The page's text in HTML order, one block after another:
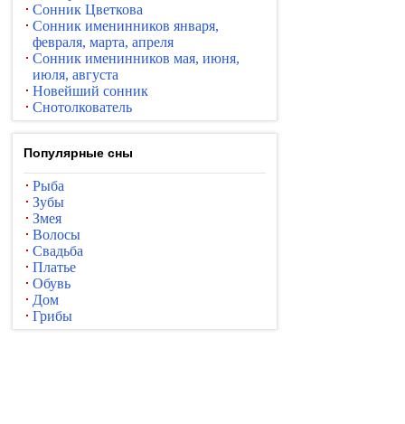
Сонник Цветкова
Сонник именинников января,
февраля, марта, апреля
Сонник именинников мая, июня,
июля, августа
Новейший сонник
Снотолкователь
Популярные сны
Рыба
Зубы
Змея
Волосы
Свадьба
Платье
Обувь
Дом
Грибы